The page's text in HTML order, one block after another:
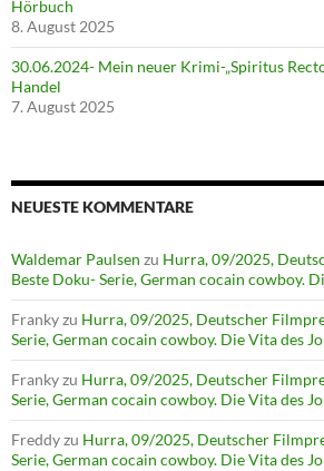
Hörbuch
8. August 2025
30.06.2024- Mein neuer Krimi-„Spiritus
Handel
7. August 2025
NEUESTE KOMMENTARE
Waldemar Paulsen zu Hurra, 09/2025,
Beste Doku- Serie, German cocain cowboy.
Frankyzu Hurra, 09/2025, Deutscher
Serie, German cocain cowboy. Die Vita des
Frankyzu Hurra, 09/2025, Deutscher
Serie, German cocain cowboy. Die Vita des
Freddyzu Hurra, 09/2025, Deutscher
Serie, German cocain cowboy. Die Vita des